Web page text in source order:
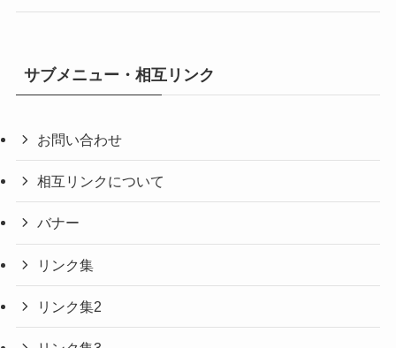
サブメニュー・相互リンク
お問い合わせ
相互リンクについて
バナー
リンク集
リンク集2